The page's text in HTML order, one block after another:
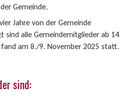
Gemeinde.
Jahre von der Gemeinde
sind alle Gemeindemitglieder ab 14
am 8./9. November 2025 statt.
sind: